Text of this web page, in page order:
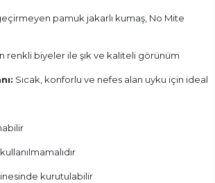
pamuk jakarlı kumaş, No Mite
renkli biyeler ile şık ve kaliteli görünüm
Sıcak, konforlu ve nefes alan uyku için ideal
kurutulabilir